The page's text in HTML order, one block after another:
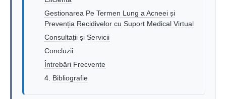
Gestionarea Pe Termen Lung a Acneei și
Prevenția Recidivelor cu Suport Medical Virtual
Consultații și Servicii
Concluzii
Întrebări Frecvente
Bibliografie